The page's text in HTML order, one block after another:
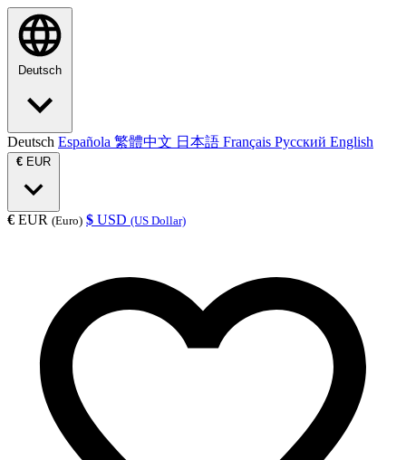
Deutsch
Deutsch Española 繁體中文 日本語 Français Русский English
€ EUR
€ EUR (Euro) $ USD (US Dollar)